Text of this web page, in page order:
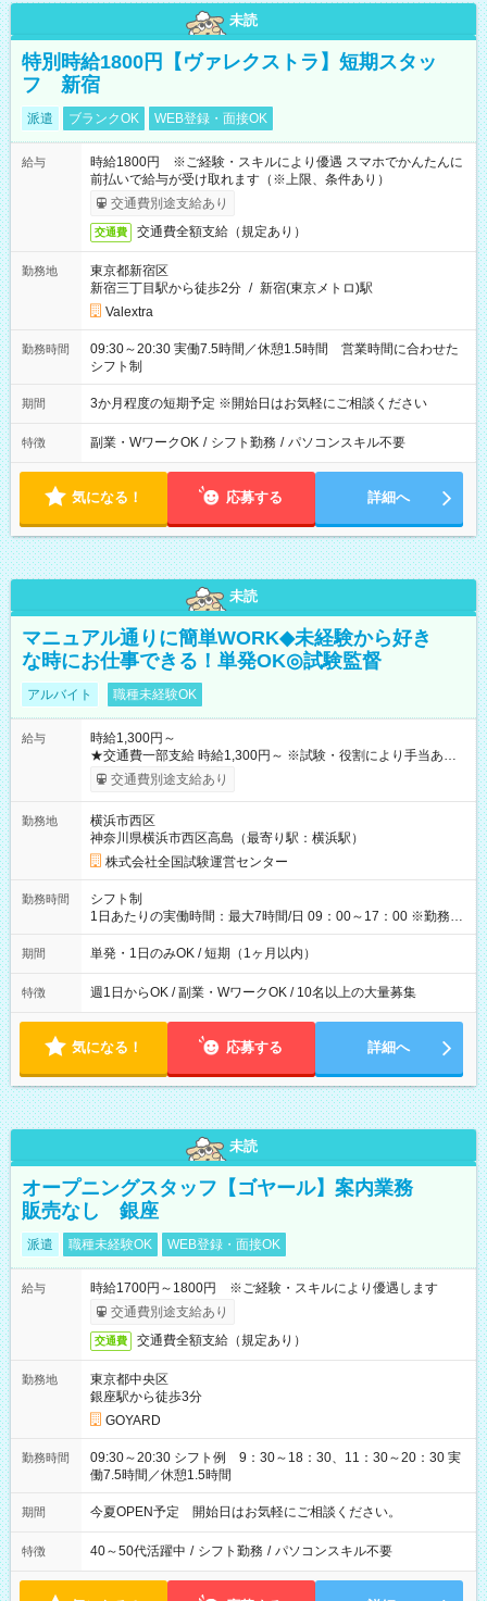
未読
特別時給1800円【ヴァレクストラ】短期スタッ
フ 新宿
派遣 ブランクOK WEB登録・面接OK
給与
時給1800円 ※ご経験・スキルにより優遇 スマホでかんたんに
前払いで給与が受け取れます（※上限、条件あり）
交通費別途支給あり
交通費 交通費全額支給（規定あり）
勤務地
東京都新宿区
新宿三丁目駅から徒歩2分 / 新宿(東京メトロ)駅
Valextra
勤務時間
09:30～20:30 実働7.5時間／休憩1.5時間 営業時間に合わせた
シフト制
期間 3か月程度の短期予定 ※開始日はお気軽にご相談ください
特徴 副業・WワークOK / シフト勤務 / パソコンスキル不要
気になる！ 応募する 詳細へ
未読
マニュアル通りに簡単WORK◆未経験から好き
な時にお仕事できる！単発OK◎試験監督
アルバイト 職種未経験OK
給与
時給1,300円～
★交通費一部支給 時給1,300円～ ※試験・役割により手当あり
※勤務回数により昇給あり 【即給（前払い）オプションあ
り！】 希望される場合、勤務から1週間ほどで給与の一部を受け
例】 ・河合塾模擬試験 8:30～17:30（休憩1時間） 時給1,300円
×8時間＝日収10,400円＋交通費 ※当日の役割により時給＋100
円の場合あり ・国家試験 7:00～13:30（休憩なし） 時給1,300
円（役割手当＋100円）×6時間＝日収8,400円＋交通費 【試用期
間】試用期間なし
交通費別途支給あり
勤務地
横浜市西区
神奈川県横浜市西区高島（最寄り駅：横浜駅）
株式会社全国試験運営センター
勤務時間
シフト制
1日あたりの実働時間：最大7時間/日 09：00～17：00 ※勤務時
間は 試験により異なります。
期間 単発・1日のみOK / 短期（1ヶ月以内）
特徴 週1日からOK / 副業・WワークOK / 10名以上の大量募集
気になる！ 応募する 詳細へ
未読
オープニングスタッフ【ゴヤール】案内業務
販売なし 銀座
派遣 職種未経験OK WEB登録・面接OK
給与
時給1700円～1800円 ※ご経験・スキルにより優遇します
交通費別途支給あり
交通費 交通費全額支給（規定あり）
勤務地
東京都中央区
銀座駅から徒歩3分
GOYARD
勤務時間
09:30～20:30 シフト例 9：30～18：30、11：30～20：30 実
働7.5時間／休憩1.5時間
期間 今夏OPEN予定 開始日はお気軽にご相談ください。
特徴 40～50代活躍中 / シフト勤務 / パソコンスキル不要